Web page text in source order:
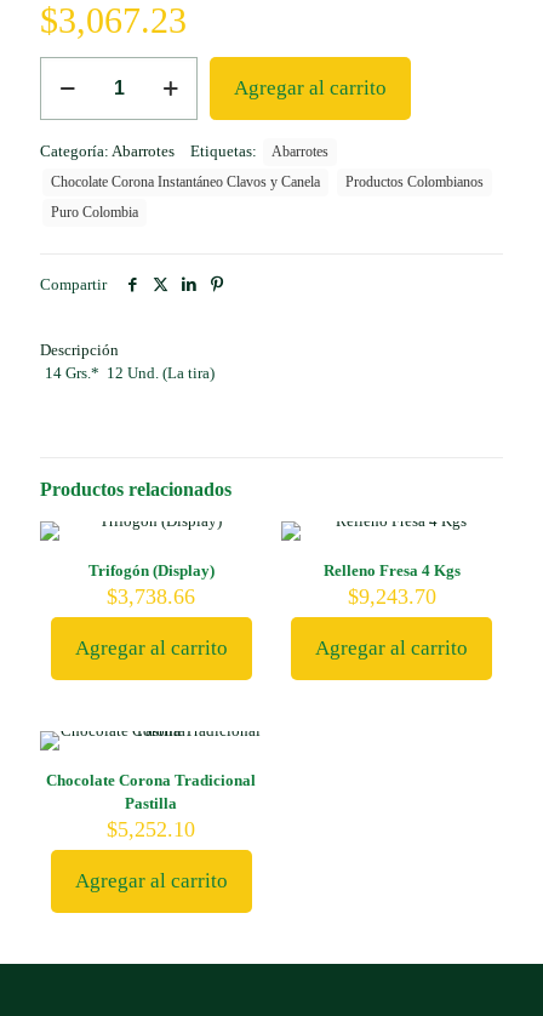
$3,067.23
Corona
y
Canela
cantidad
Agregar al carrito
Categoría: Abarrotes Etiquetas:
Abarrotes
Chocolate Corona Instantáneo Clavos y Canela
Productos Colombianos
Puro Colombia
Compartir
Descripción
14 Grs.* 12 Und. (La tira)
Productos relacionados
Trifogón (Display)
$3,738.66
Agregar al carrito
Relleno Fresa 4 Kgs
$9,243.70
Agregar al carrito
Chocolate Corona Tradicional
Pastilla
$5,252.10
Agregar al carrito